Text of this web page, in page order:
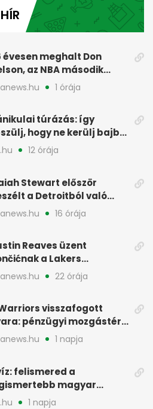
évesen meghalt Don
az NBA második
edzője
1 órája
túrázás: így
hogy ne kerülj bajba
úton 12 órája
Stewart először
a Detroitból való
16 órája
Reaves üzent
a Lakers
útja előtt
22 órája
visszafogott
pénzügyi mozgástér
es tervhez
1 napja
felismered a
magyar
a fotókról?
1 napja